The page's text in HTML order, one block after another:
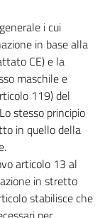
i cui
in base alla
CE) e la
maschile e
119) del
stesso principio
in quello della
articolo 13 al
in stretto
stabilisce che